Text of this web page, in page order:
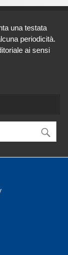
una testata
periodicità.
ai sensi